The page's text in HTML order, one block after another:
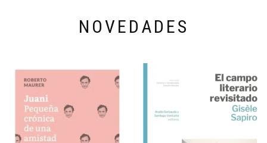
NOVEDADES